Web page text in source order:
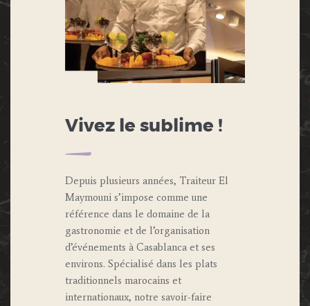
Vivez le sublime !
Depuis plusieurs années, Traiteur El
Maymouni s’impose comme une
référence dans le domaine de la
gastronomie et de l’organisation
d’événements à Casablanca et ses
environs. Spécialisé dans les plats
traditionnels marocains et
internationaux, notre savoir-faire